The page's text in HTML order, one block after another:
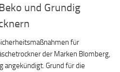
und Grundig
für
der Marken Blomberg,
angekündigt. Grund für die